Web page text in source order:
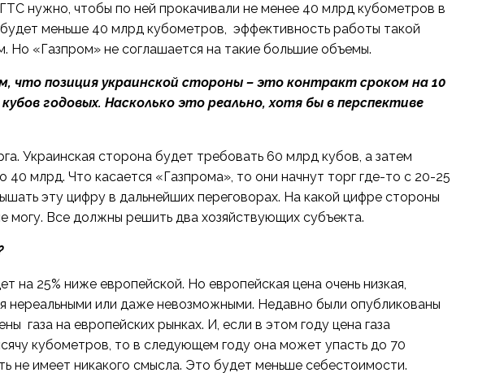
нужно, чтобы по ней прокачивали не менее 40 млрд кубометров в
меньше 40 млрд кубометров, эффективность работы такой
«Газпром» не соглашается на такие большие объемы.
что позиция украинской стороны – это контракт сроком на 10
годовых. Насколько это реально, хотя бы в перспективе
Украинская сторона будет требовать 60 млрд кубов, а затем
40 млрд. Что касается «Газпрома», то они начнут торг где-то с 20-25
эту цифру в дальнейших переговорах. На какой цифре стороны
могу. Все должны решить два хозяйствующих субъекта.
на 25% ниже европейской. Но европейская цена очень низкая,
нереальными или даже невозможными. Недавно были опубликованы
газа на европейских рынках. И, если в этом году цена газа
кубометров, то в следующем году она может упасть до 70
не имеет никакого смысла. Это будет меньше себестоимости.